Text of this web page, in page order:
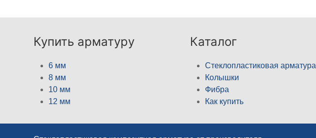
Купить арматуру
6 мм
8 мм
10 мм
12 мм
Каталог
Стеклопластиковая арматура
Колышки
Фибра
Как купить